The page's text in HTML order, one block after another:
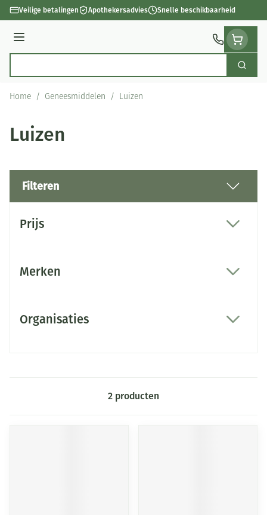
Ga naar de inhoud
Veilige betalingen Apothekersadvies Snelle beschikbaarheid
Menu
Zoek
Home / Geneesmiddelen / Luizen
Luizen
Filteren
Prijs
Merken
Organisaties
2 producten